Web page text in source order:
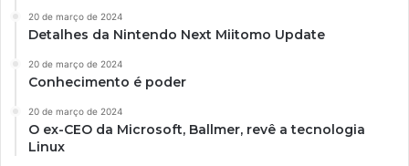
20 de março de 2024
Detalhes da Nintendo Next Miitomo Update
20 de março de 2024
Conhecimento é poder
20 de março de 2024
O ex-CEO da Microsoft, Ballmer, revê a tecnologia
Linux